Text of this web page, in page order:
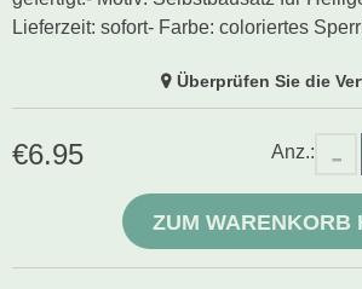
Lieferzeit: sofort- Farbe: coloriertes
Überprüfen Sie die
€6.95 Anz.:
ZUM WARENKORB